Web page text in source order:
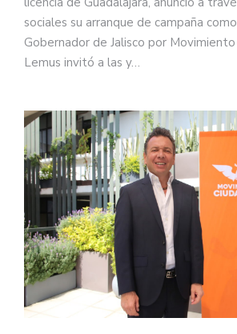
sociales su arranque de campaña
Gobernador de Jalisco por Movimiento
Lemus invitó a las y…